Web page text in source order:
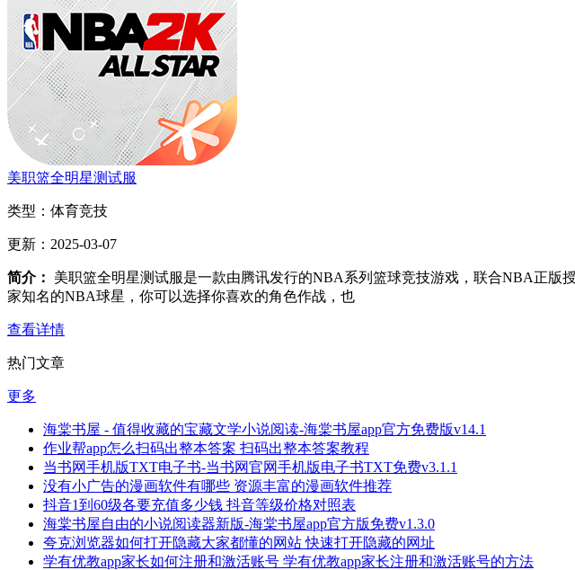
美职篮全明星测试服
类型： 体育竞技
更新： 2025-03-07
简介：
美职篮全明星测试服是一款由腾讯发行的NBA系列篮球竞技游戏，联合NBA正
家知名的NBA球星，你可以选择你喜欢的角色作战，也
查看详情
热门文章
更多
海棠书屋 - 值得收藏的宝藏文学小说阅读-海棠书屋app官方免费版v14.1
作业帮app怎么扫码出整本答案 扫码出整本答案教程
当书网手机版TXT电子书-当书网官网手机版电子书TXT免费v3.1.1
没有小广告的漫画软件有哪些 资源丰富的漫画软件推荐
抖音1到60级各要充值多少钱 抖音等级价格对照表
海棠书屋自由的小说阅读器新版-海棠书屋app官方版免费v1.3.0
夸克浏览器如何打开隐藏大家都懂的网站 快速打开隐藏的网址
学有优教app家长如何注册和激活账号 学有优教app家长注册和激活账号的方法